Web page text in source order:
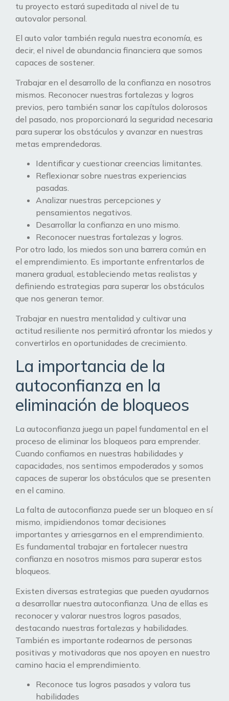
tu proyecto estará supeditada al nivel de tu
autovalor personal.
El auto valor también regula nuestra economía, es
decir, el nivel de abundancia financiera que somos
capaces de sostener.
Trabajar en el desarrollo de la confianza en nosotros
mismos. Reconocer nuestras fortalezas y logros
previos, pero también sanar los capítulos dolorosos
del pasado, nos proporcionará la seguridad necesaria
para superar los obstáculos y avanzar en nuestras
metas emprendedoras.
Identificar y cuestionar creencias limitantes.
Reflexionar sobre nuestras experiencias
pasadas.
Analizar nuestras percepciones y
pensamientos negativos.
Desarrollar la confianza en uno mismo.
Reconocer nuestras fortalezas y logros.
Por otro lado, los miedos son una barrera común en
el emprendimiento. Es importante enfrentarlos de
manera gradual, estableciendo metas realistas y
definiendo estrategias para superar los obstáculos
que nos generan temor.
Trabajar en nuestra mentalidad y cultivar una
actitud resiliente nos permitirá afrontar los miedos y
convertirlos en oportunidades de crecimiento.
La importancia de la
autoconfianza en la
eliminación de bloqueos
La autoconfianza juega un papel fundamental en el
proceso de eliminar los bloqueos para emprender.
Cuando confiamos en nuestras habilidades y
capacidades, nos sentimos empoderados y somos
capaces de superar los obstáculos que se presenten
en el camino.
La falta de autoconfianza puede ser un bloqueo en sí
mismo, impidiendonos tomar decisiones
importantes y arriesgarnos en el emprendimiento.
Es fundamental trabajar en fortalecer nuestra
confianza en nosotros mismos para superar estos
bloqueos.
Existen diversas estrategias que pueden ayudarnos
a desarrollar nuestra autoconfianza. Una de ellas es
reconocer y valorar nuestros logros pasados,
destacando nuestras fortalezas y habilidades.
También es importante rodearnos de personas
positivas y motivadoras que nos apoyen en nuestro
camino hacia el emprendimiento.
Reconoce tus logros pasados y valora tus
habilidades